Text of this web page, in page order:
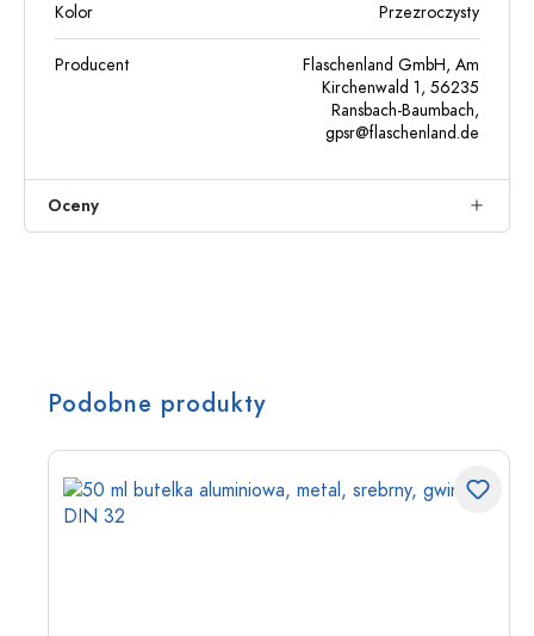
Kolor Przezroczysty
Producent
Flaschenland GmbH, Am
Kirchenwald 1, 56235
Ransbach-Baumbach,
gpsr@flaschenland.de
Oceny
Podobne produkty